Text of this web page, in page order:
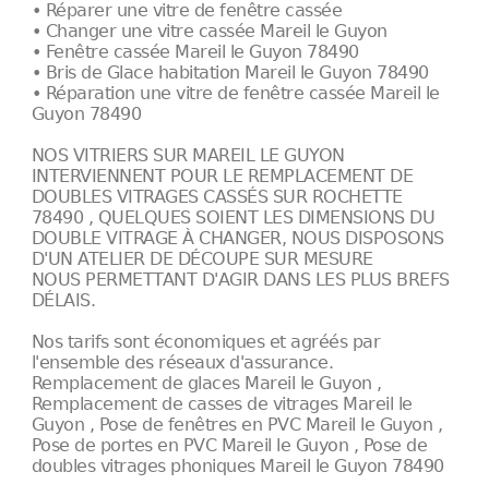
• Réparer une vitre de fenêtre cassée
• Changer une vitre cassée Mareil le Guyon
• Fenêtre cassée Mareil le Guyon 78490
• Bris de Glace habitation Mareil le Guyon 78490
• Réparation une vitre de fenêtre cassée Mareil le
Guyon 78490
NOS VITRIERS SUR MAREIL LE GUYON
INTERVIENNENT POUR LE REMPLACEMENT DE
DOUBLES VITRAGES CASSÉS SUR ROCHETTE
78490 , QUELQUES SOIENT LES DIMENSIONS DU
DOUBLE VITRAGE À CHANGER, NOUS DISPOSONS
D'UN ATELIER DE DÉCOUPE SUR MESURE
NOUS PERMETTANT D'AGIR DANS LES PLUS BREFS
DÉLAIS.
Nos tarifs sont économiques et agréés par
l'ensemble des réseaux d'assurance.
Remplacement de glaces Mareil le Guyon ,
Remplacement de casses de vitrages Mareil le
Guyon , Pose de fenêtres en PVC Mareil le Guyon ,
Pose de portes en PVC Mareil le Guyon , Pose de
doubles vitrages phoniques Mareil le Guyon 78490